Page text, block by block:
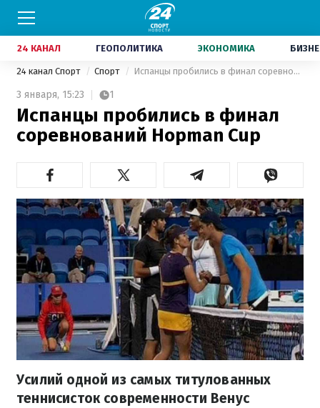
24 КАНАЛ ГЕОПОЛИТИКА ЭКОНОМИКА
24 канал Спорт Спорт Испанцы пробились в финал соревнований Hopman Cup
3 января, 15:23 1
Испанцы пробились в финал
соревнований Hopman Cup
Усилий одной из самых титулованных
теннисисток современности Венус